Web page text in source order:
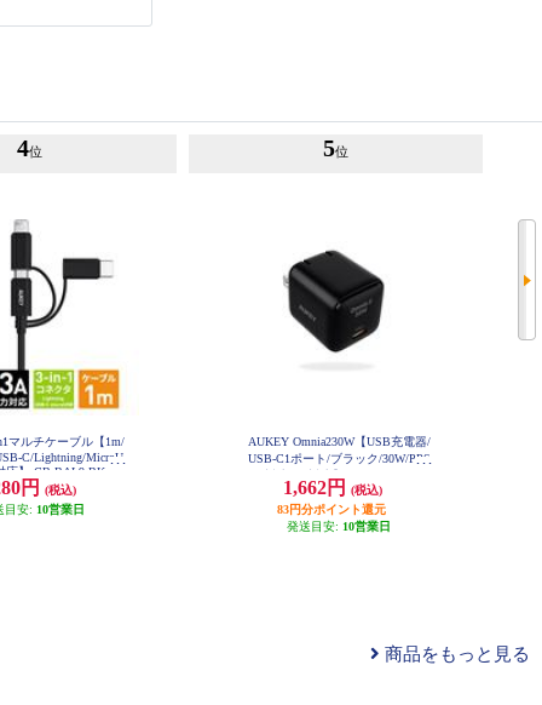
4位
マルチケーブル【1m/
C/Lightning/MicroU
応】 CB-BAL9-BK
円
(税込)
目安: 10営業日
5位
AUKEY Omnia230W【USB充電器/
USB-C1ポート/ブラック/30W/PPS
1,662円
(税込)
83円分ポイント還元
発送目安: 10営業日
商品をもっと見る